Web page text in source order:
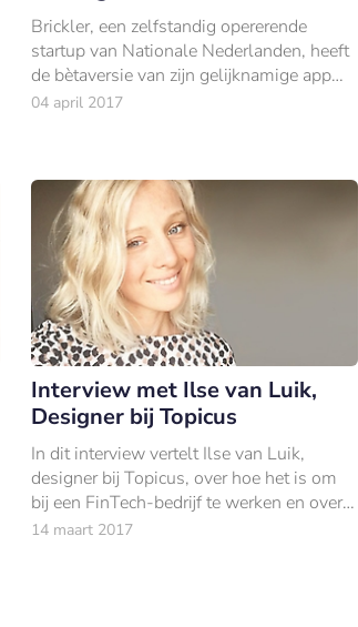
Brickler, een zelfstandig opererende
startup van Nationale Nederlanden, heeft
de bètaversie van zijn gelijknamige app
gelanceerd.
04 april 2017
Interview met Ilse van Luik,
Designer bij Topicus
In dit interview vertelt Ilse van Luik,
designer bij Topicus, over hoe het is om
bij een FinTech-bedrijf te werken en over
de ontwikkeling van een FinTech-
14 maart 2017